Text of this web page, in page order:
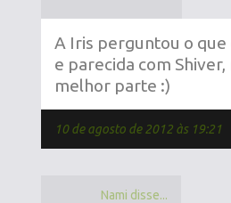
A Iris perguntou o
e parecida com
melhor parte :)
10 de agosto de 2012 às 19:21
Nami disse...